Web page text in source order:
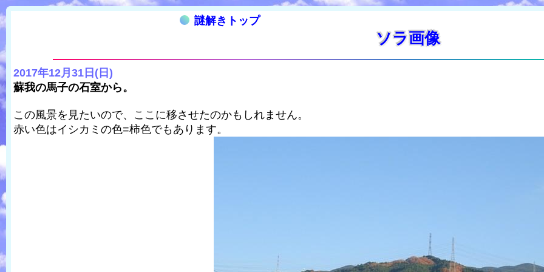
謎解きトップ
ソラ画像
2017年12月31日(日)
蘇我の馬子の石室から。
この風景を見たいので、ここに移させたのかもしれません。
赤い色はイシカミの色=柿色でもあります。